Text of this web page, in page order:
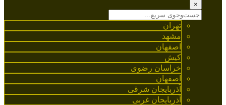
×
تهران
مشهد
اصفهان
کیش
خراسان رضوی
اصفهان
آذربایجان شرقی
آذربایجان غربی